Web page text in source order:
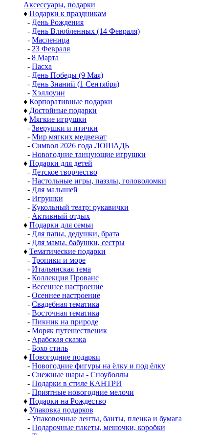
Аксессуары, подарки
♦ Подарки к праздникам
- День Рождения
- День Влюбленных (14 Февраля)
- Масленица
- 23 Февраля
- 8 Марта
- Пасха
- День Победы (9 Мая)
- День Знаний (1 Сентября)
- Хэллоуин
♦ Корпоративные подарки
♦ Достойные подарки
♦ Мягкие игрушки
- Зверушки и птички
- Мир мягких медвежат
- Символ 2026 года ЛОШАДЬ
- Новогодние танцующие игрушки
♦ Подарки для детей
- Детское творчество
- Настольные игры, паззлы, головоломки
- Для малышей
- Игрушки
- Кукольный театр: рукавички
- Активный отдых
♦ Подарки для семьи
- Для папы, дедушки, брата
- Для мамы, бабушки, сестры
♦ Тематические подарки
- Тропики и море
- Итальянская тема
- Коллекция Прованс
- Весеннее настроение
- Осеннее настроение
- Свадебная тематика
- Восточная тематика
- Пикник на природе
- Моряк путешественик
- Арабская сказка
- Бохо стиль
♦ Новогодние подарки
- Новогодние фигуры на ёлку и под ёлку
- Снежные шары - Сноуболлы
- Подарки в стиле КАНТРИ
- Приятные новогодние мелочи
♦ Подарки на Рождество
♦ Упаковка подарков
- Упаковочные ленты, банты, пленка и бумага
- Подарочные пакеты, мешочки, коробки